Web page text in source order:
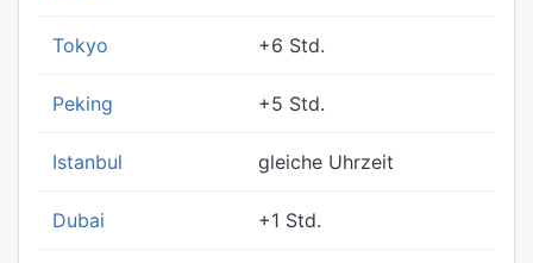
Tokyo +6 Std.
Peking +5 Std.
Istanbul gleiche Uhrzeit
Dubai +1 Std.